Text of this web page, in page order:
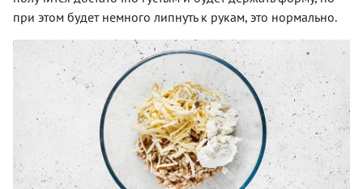
при этом будет немного липнуть к рукам, это нормально.